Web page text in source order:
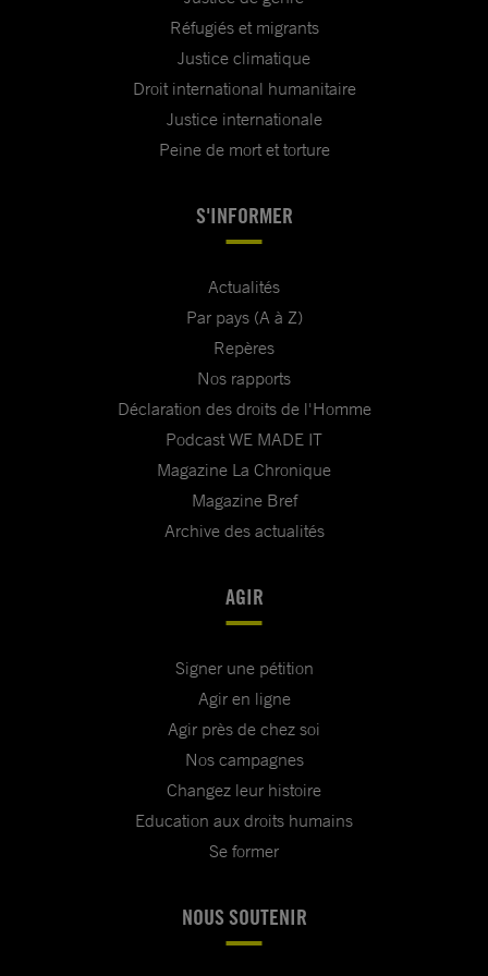
Réfugiés et migrants
Justice climatique
Droit international humanitaire
Justice internationale
Peine de mort et torture
S'INFORMER
Actualités
Par pays (A à Z)
Repères
Nos rapports
Déclaration des droits de l'Homme
Podcast WE MADE IT
Magazine La Chronique
Magazine Bref
Archive des actualités
AGIR
Signer une pétition
Agir en ligne
Agir près de chez soi
Nos campagnes
Changez leur histoire
Education aux droits humains
Se former
NOUS SOUTENIR